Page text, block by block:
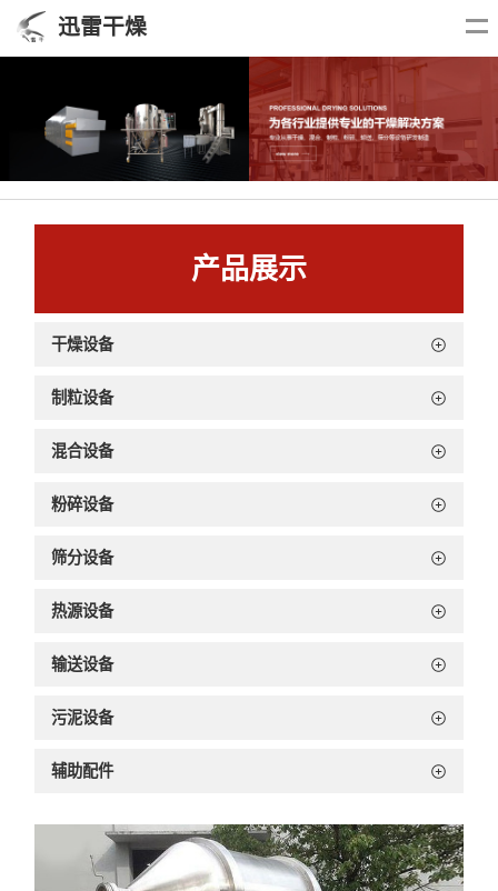
迅雷干燥
产品展示
干燥设备
制粒设备
混合设备
粉碎设备
筛分设备
热源设备
输送设备
污泥设备
辅助配件